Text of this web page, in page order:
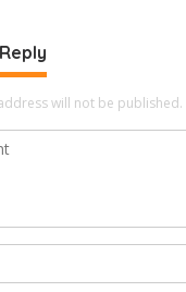
will not be published.